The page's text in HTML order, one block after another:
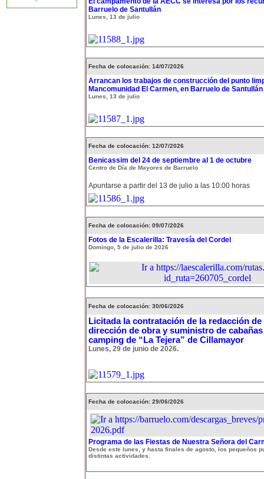
Barruelo de Santullán
Lunes, 13 de julio
Fecha de colocación: 14/07/2026
Arrancan los trabajos de construcción del punto
Mancomunidad El Carmen, en Barruelo de Santullán
Lunes, 13 de julio
Fecha de colocación: 12/07/2026
Benicassim del 24 de septiembre al 1 de octubre
Centro de Día de Mayores de Barruelo
Apuntarse a partir del 13 de julio a las 10:00 horas
Fecha de colocación: 09/07/2026
Fotos de la Escalerilla: Travesía del Cordel
Domingo, 5 de julio de 2026
Fecha de colocación: 30/06/2026
Licitada la contratación de la redacción
dirección de obra y suministro de
camping de “La Tejera” de Cillamayor
Lunes, 29 de junio de 2026.
Fecha de colocación: 29/06/2026
Programa de las Fiestas de Nuestra Señora del
Desde este lunes, y hasta finales de agosto, los pequeños
distintas actividades.